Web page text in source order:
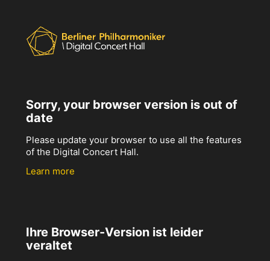
Sorry, your browser version is out of
date
Please update your browser to use all the features
of the Digital Concert Hall.
Learn more
Ihre Browser-Version ist leider
veraltet